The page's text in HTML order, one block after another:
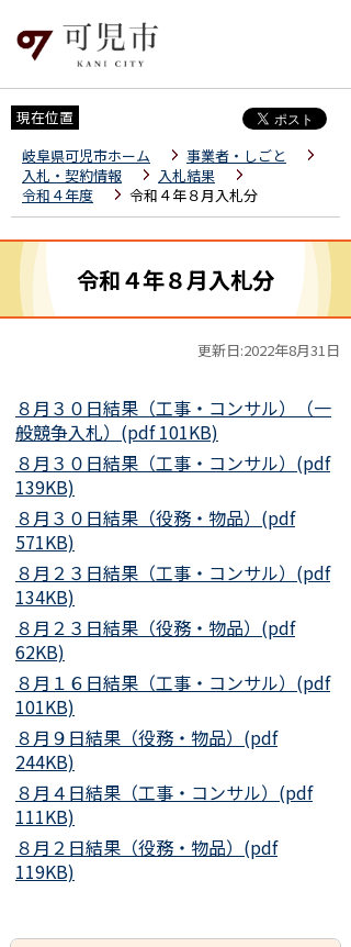
現在位置
岐阜県可児市ホーム
事業者・しごと
入札・契約情報
入札結果
令和４年度
令和４年８月入札分
令和４年８月入札分
更新日:2022年8月31日
８月３０日結果（工事・コンサル）（一
般競争入札）(pdf 101KB)
８月３０日結果（工事・コンサル）(pdf
139KB)
８月３０日結果（役務・物品）(pdf
571KB)
８月２３日結果（工事・コンサル）(pdf
134KB)
８月２３日結果（役務・物品）(pdf
62KB)
８月１６日結果（工事・コンサル）(pdf
101KB)
８月９日結果（役務・物品）(pdf
244KB)
８月４日結果（工事・コンサル）(pdf
111KB)
８月２日結果（役務・物品）(pdf
119KB)